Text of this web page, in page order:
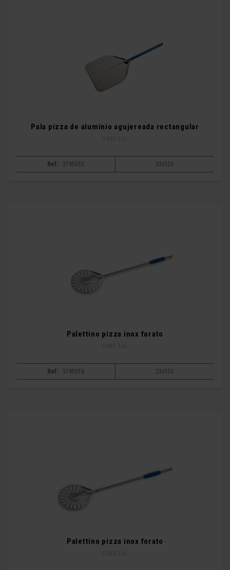
Pala pizza de aluminio agujereada rectangular
Ref: 3795015 33x120
Palettino pizza inox forato
Ref: 3795016 23x150
Palettino pizza inox forato